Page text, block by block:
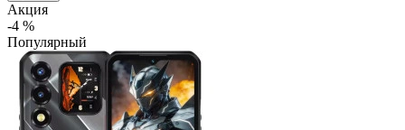
Акция
-4 %
Популярный